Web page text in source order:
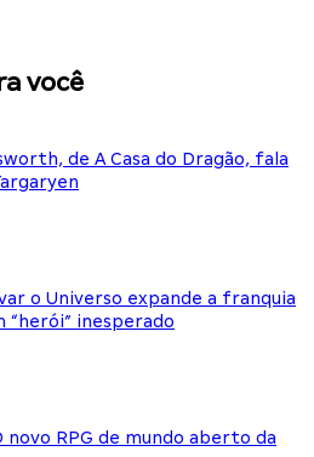
você
de A Casa do Dragão, fala
o Universo expande a franquia
“herói” inesperado
novo RPG de mundo aberto da